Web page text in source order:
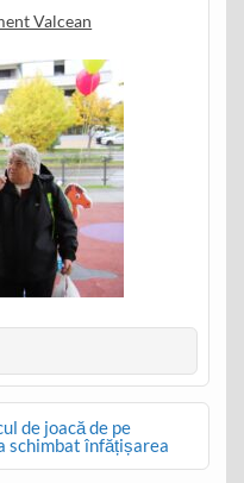
Valcean
de joacă de pe
schimbat înfățișarea